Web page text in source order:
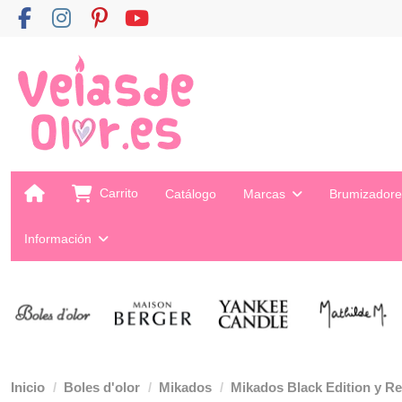
Carrito Catálogo Marcas
Información
Inicio Boles d'olor Mikados Mikados Black Edition y